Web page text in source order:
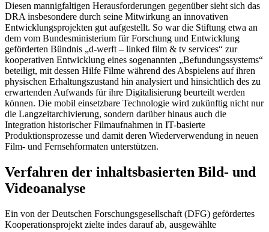
Diesen mannigfaltigen Herausforderungen gegenüber sieht sich das
DRA insbesondere durch seine Mitwirkung an innovativen
Entwicklungsprojekten gut aufgestellt. So war die Stiftung etwa an
dem vom Bundesministerium für Forschung und Entwicklung
geförderten Bündnis „d-werft – linked film & tv services“ zur
kooperativen Entwicklung eines sogenannten „Befundungssystems“
beteiligt, mit dessen Hilfe Filme während des Abspielens auf ihren
physischen Erhaltungszustand hin analysiert und hinsichtlich des zu
erwartenden Aufwands für ihre Digitalisierung beurteilt werden
können. Die mobil einsetzbare Technologie wird zukünftig nicht nur
die Langzeitarchivierung, sondern darüber hinaus auch die
Integration historischer Filmaufnahmen in IT-basierte
Produktionsprozesse und damit deren Wiederverwendung in neuen
Film- und Fernsehformaten unterstützen.
Verfahren der inhaltsbasierten Bild- und
Videoanalyse
Ein von der Deutschen Forschungsgesellschaft (DFG) gefördertes
Kooperationsprojekt zielte indes darauf ab, ausgewählte